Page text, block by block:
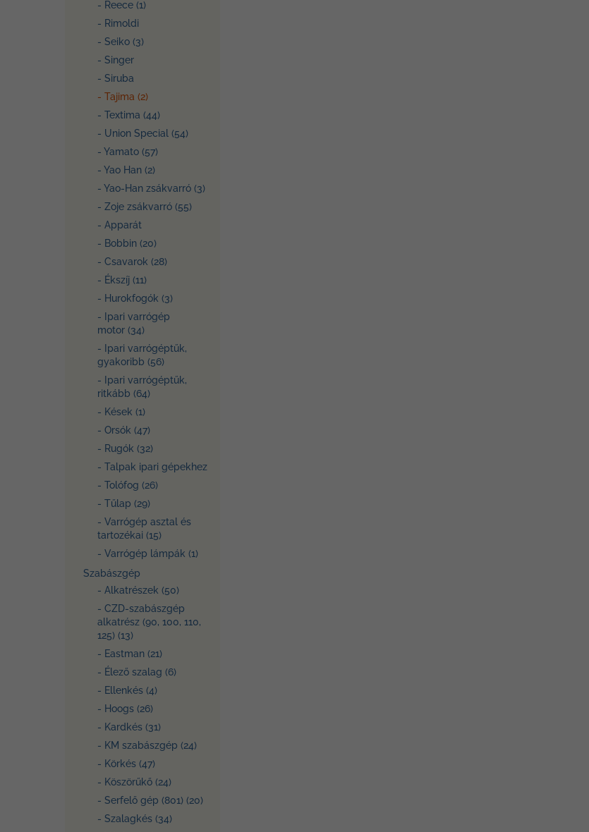
- Reece (1)
- Rimoldi
- Seiko (3)
- Singer
- Siruba
- Tajima (2)
- Textima (44)
- Union Special (54)
- Yamato (57)
- Yao Han (2)
- Yao-Han zsákvarró (3)
- Zoje zsákvarró (55)
- Apparát
- Bobbin (20)
- Csavarok (28)
- Ékszíj (11)
- Hurokfogók (3)
- Ipari varrógép
motor (34)
- Ipari varrógéptűk,
gyakoribb (56)
- Ipari varrógéptűk,
ritkább (64)
- Kések (1)
- Orsók (47)
- Rugók (32)
- Talpak ipari gépekhez
- Tolófog (26)
- Tűlap (29)
- Varrógép asztal és
tartozékai (15)
- Varrógép lámpák (1)
Szabászgép
- Alkatrészek (50)
- CZD-szabászgép
alkatrész (90, 100, 110,
125) (13)
- Eastman (21)
- Élező szalag (6)
- Ellenkés (4)
- Hoogs (26)
- Kardkés (31)
- KM szabászgép (24)
- Körkés (47)
- Köszörűkő (24)
- Serfelő gép (801) (20)
- Szalagkés (34)